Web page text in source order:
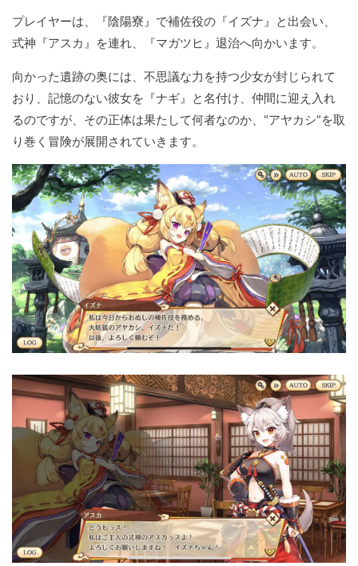
プレイヤーは、『陰陽寮』で補佐役の『イズナ』と出会い、
式神『アスカ』を連れ、『マガツヒ』退治へ向かいます。
向かった遺跡の奥には、不思議な力を持つ少女が封じられて
おり、記憶のない彼女を『ナギ』と名付け、仲間に迎え入れ
るのですが、その正体は果たして何者なのか、“アヤカシ”を取
り巻く冒険が展開されていきます。